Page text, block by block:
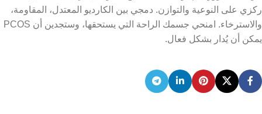
ركزي على النوعية والتوازن. دمجي بين الكارديو المعتدل، المقاومة،
والاسترخاء. امنحي جسمك الراحة التي يستحقها، وستجدين أن PCOS
يمكن أن يُدار بشكل فعال.